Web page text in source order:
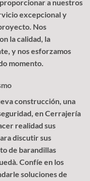
a nuestros
excepcional y
Nos
la calidad, la
y nos esforzamos
momento.
construcción, una
en Cerrajería
realidad sus
discutir sus
de barandillas
Confíe en los
soluciones de